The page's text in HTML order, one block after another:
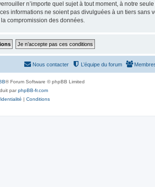
n’importe quel sujet à tout moment, à notre
informations ne soient pas divulguées à un tiers sans
compromission des données.
L’équipe du forum
Nous contacter
® Forum Software © phpBB Limited
parphpBB-fr.com
| Conditions